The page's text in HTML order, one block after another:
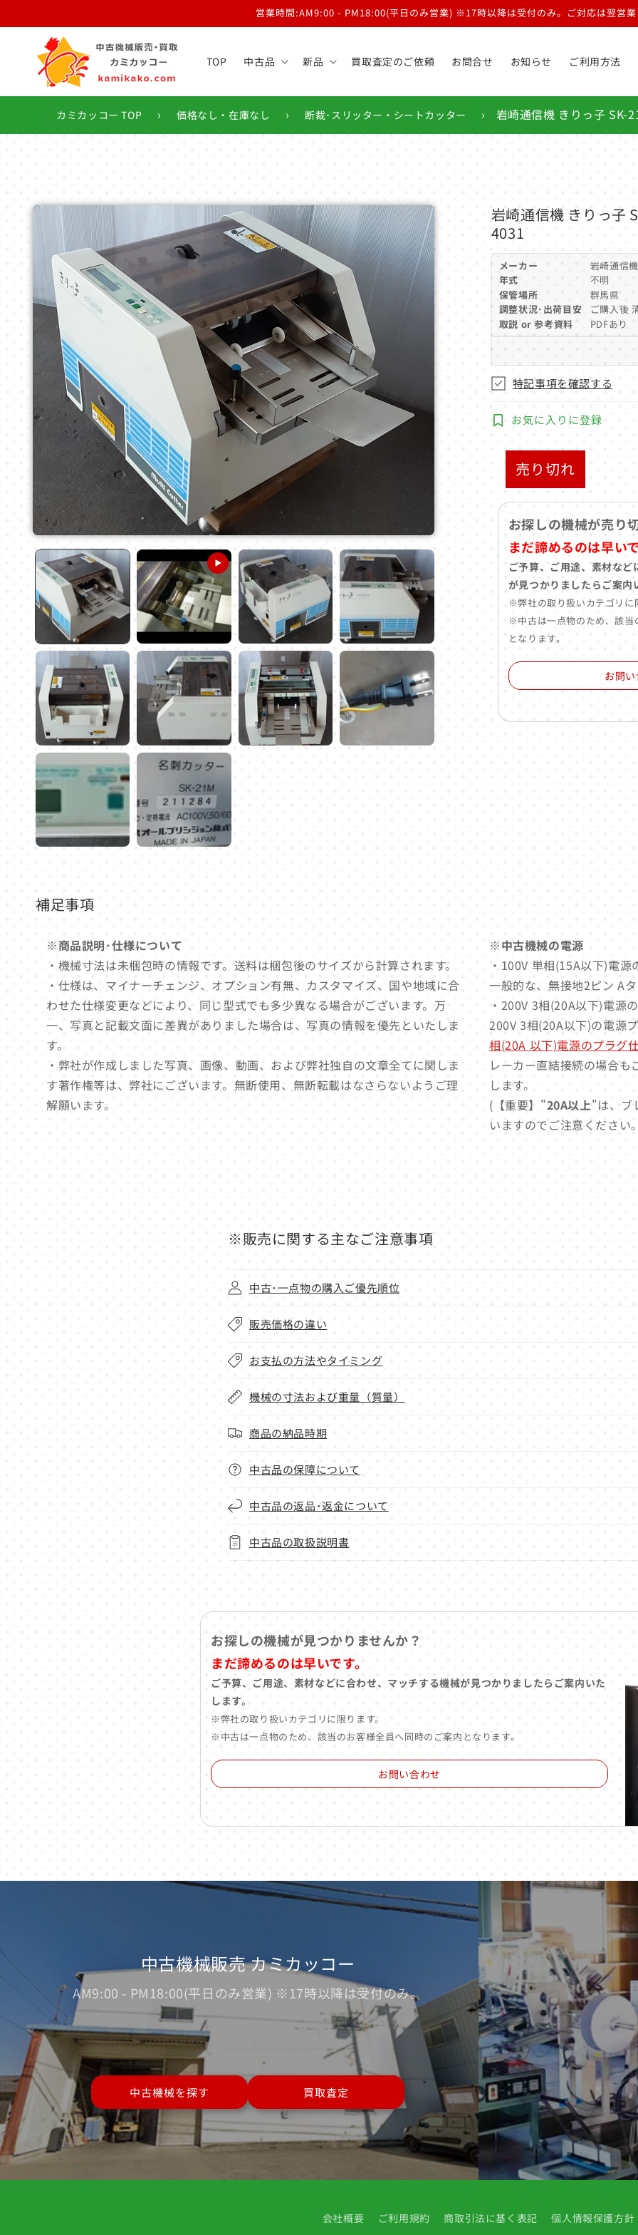
進む
営業時間:AM9:00 - PM18:00(平日のみ営業) ※17時以降は受付のみ。ご対応は翌営
TOP 中古品 新品 買取査定のご依頼 お問合せ お知らせ ご利用方法
カミカッコー TOP › 価格なし・在庫なし › 断裁･スリッター・シートカッター › 岩崎通信機 きりっ子
商品情
報にス
キップ
モ
ー
ダ
ル
で
メ
ア
(1)
く
岩崎通信機 きりっ子
4031
メーカー
岩崎通信機
年式
不明
保管場所
群馬県
調整状況･出荷目安
ご購入後
取説 or 参考資料
PDFあり
特記事項を確認する
お気に入りに登録
売り切れ
お探しの機械が売り
まだ諦めるのは早い
ご予算、ご用途、素材な
が見つかりましたらご案内
※弊社の取り扱いカテゴリに
※中古は一点物のため、該当
となります。
お問
補足事項
※商品説明･仕様について
・機械寸法は未梱包時の情報です。送料は梱包後のサイズから計算されます。
・仕様は、マイナーチェンジ、オプション有無、カスタマイズ、国や地域に合
わせた仕様変更などにより、同じ型式でも多少異なる場合がございます。万
一、写真と記載文面に差異がありました場合は、写真の情報を優先といたしま
す。
・弊社が作成しました写真、画像、動画、および弊社独自の文章全てに関しま
す著作権等は、弊社にございます。無断使用、無断転載はなさらないようご理
解願います。
※中古機械の電源
・100V 単相(15A以下)電
一般的な、無接地2ピン A
・200V 3相(20A以下)電源
200V 3相(20A以下)の電源
相(20A 以下)電源のプラグ
レーカー直結接続の場合
します。
(【重要】"20A以上"は、ブ
いますのでご注意ください
※販売に関する主なご注意事項
中古･一点物の購入ご優先順位
販売価格の違い
お支払の方法やタイミング
機械の寸法および重量（質量）
商品の納品時期
中古品の保障について
中古品の返品･返金について
中古品の取扱説明書
お探しの機械が見つかりませんか？
まだ諦めるのは早いです。
ご予算、ご用途、素材などに合わせ、マッチする機械が見つかりましたらご案内いた
します。
※弊社の取り扱いカテゴリに限ります。
※中古は一点物のため、該当のお客様全員へ同時のご案内となります。
お問い合わせ
中古機械販売 カミカッコー
AM9:00 - PM18:00(平日のみ営業) ※17時以降は受付のみ。
中古機械を探す 買取査定
会社概要 ご利用規約 商取引法に基く表記 個人情報保護方針